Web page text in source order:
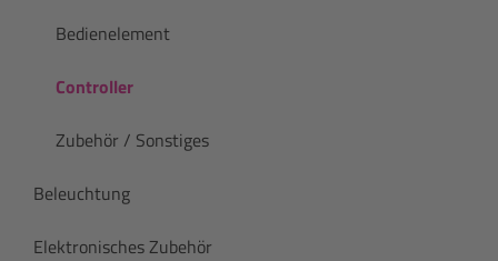
Bedienelement
Controller
Zubehör / Sonstiges
Beleuchtung
Elektronisches Zubehör